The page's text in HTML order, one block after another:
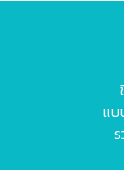
แบ